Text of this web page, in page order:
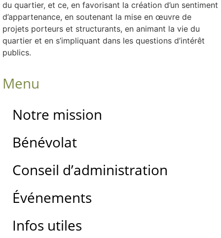
du quartier, et ce, en favorisant la création d’un sentiment
d’appartenance, en soutenant la mise en œuvre de
projets porteurs et structurants, en animant la vie du
quartier et en s’impliquant dans les questions d’intérêt
publics.
Menu
Notre mission
Bénévolat
Conseil d’administration
Événements
Infos utiles